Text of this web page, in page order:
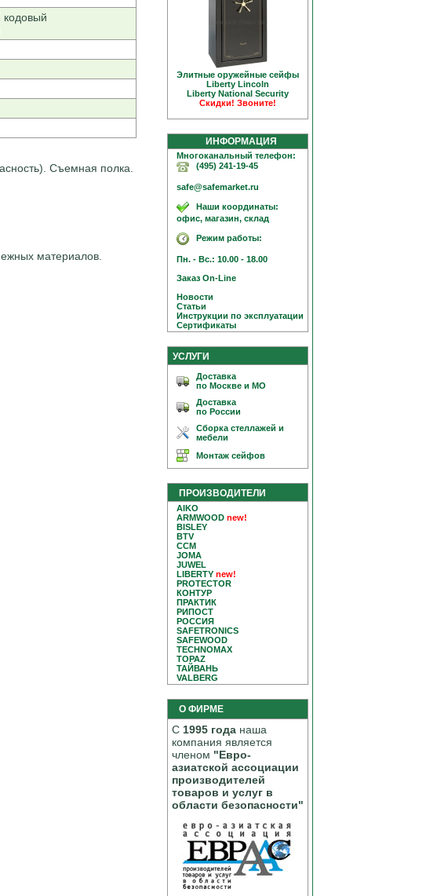
кодовый
Съемная полка.
материалов.
Элитные оружейные сейфы
Liberty Linсoln
Liberty National Security
Скидки! Звоните!
ИНФОРМАЦИЯ
Многоканальный телефон:
(495) 241-19-45
safe@safemarket.ru
Наши координаты:
офис, магазин, склад
Режим работы:
Пн. - Вс.: 10.00 - 18.00
Заказ On-Line
Новости
Статьи
Инструкции по эксплуатации
Сертификаты
УСЛУГИ
Доставка
по Москве и МО
Доставка
по России
Сборка стеллажей и
мебели
Монтаж сейфов
ПРОИЗВОДИТЕЛИ
AIKO
ARMWOOD new!
BISLEY
BTV
CCM
JOMA
JUWEL
LIBERTY new!
PROTECTOR
КОНТУР
ПРАКТИК
РИПОСТ
РОССИЯ
SAFETRONICS
SAFEWOOD
TECHNOMAX
TOPAZ
ТАЙВАНЬ
VALBERG
О ФИРМЕ
С 1995 года наша
компания является
членом "Евро-
азиатской ассоциации
производителей
товаров и услуг в
области безопасности"